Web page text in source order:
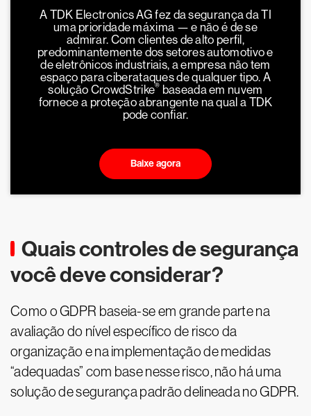
A TDK Electronics AG fez da segurança da TI
uma prioridade máxima — e não é de se
admirar. Com clientes de alto perfil,
predominantemente dos setores automotivo e
de eletrônicos industriais, a empresa não tem
espaço para ciberataques de qualquer tipo. A
solução CrowdStrike® baseada em nuvem
fornece a proteção abrangente na qual a TDK
pode confiar.
Baixe agora
Quais controles de segurança
você deve considerar?
Como o GDPR baseia-se em grande parte na
avaliação do nível específico de risco da
organização e na implementação de medidas
“adequadas” com base nesse risco, não há uma
solução de segurança padrão delineada no GDPR.